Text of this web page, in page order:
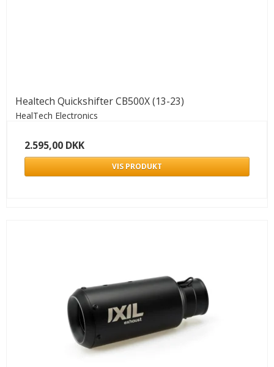
Healtech Quickshifter CB500X (13-23)
HealTech Electronics
2.595,00 DKK
VIS PRODUKT